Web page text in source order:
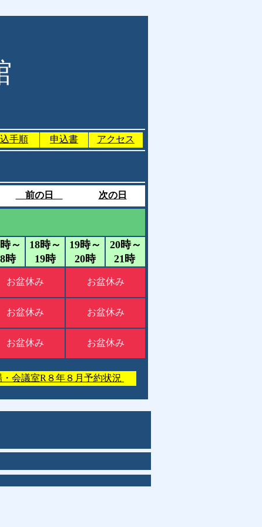
手順 申込書 アクセス
前の日 次の日
～
時
18時～
19時
19時～
20時
20時～
21時
お盆休み お盆休み
お盆休み お盆休み
お盆休み お盆休み
・会議室R８年８月予約状況